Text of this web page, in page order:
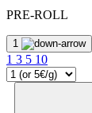
PRE-ROLL
1
1 3 5 10